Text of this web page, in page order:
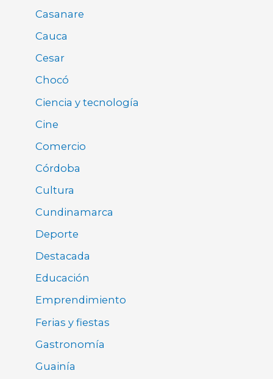
Casanare
Cauca
Cesar
Chocó
Ciencia y tecnología
Cine
Comercio
Córdoba
Cultura
Cundinamarca
Deporte
Destacada
Educación
Emprendimiento
Ferias y fiestas
Gastronomía
Guainía